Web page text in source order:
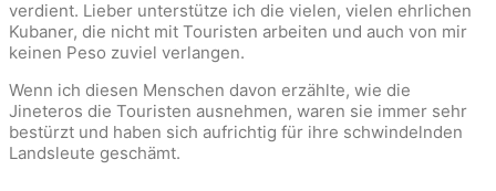
verdient. Lieber unterstütze ich die vielen, vielen ehrlichen
Kubaner, die nicht mit Touristen arbeiten und auch von mir
keinen Peso zuviel verlangen.
Wenn ich diesen Menschen davon erzählte, wie die
Jineteros die Touristen ausnehmen, waren sie immer sehr
bestürzt und haben sich aufrichtig für ihre schwindelnden
Landsleute geschämt.